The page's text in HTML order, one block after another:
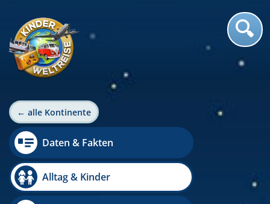
← alle Kontinente
Daten & Fakten
Alltag & Kinder